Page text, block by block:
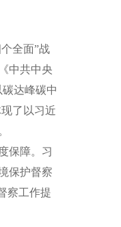
全面”战
中共中央
达峰碳中
了以习近
保障。习
保护督察
察工作提